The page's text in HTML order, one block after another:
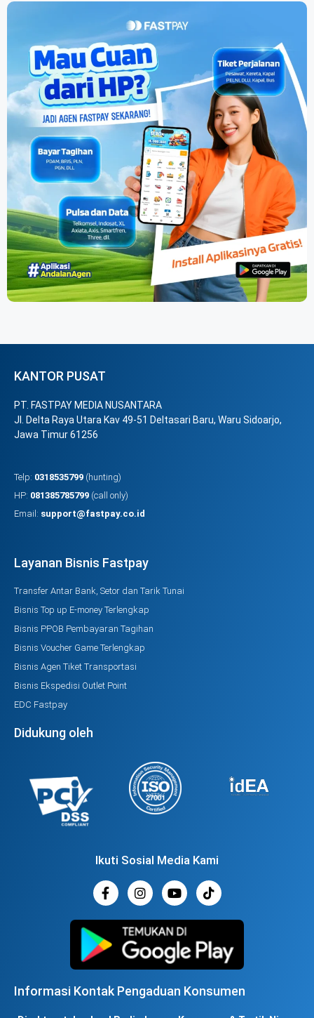
KANTOR PUSAT
PT. FASTPAY MEDIA NUSANTARA
Jl. Delta Raya Utara Kav 49-51 Deltasari Baru, Waru Sidoarjo,
Jawa Timur 61256
Telp: 0318535799 (hunting)
HP: 081385785799 (call only)
Email: support@fastpay.co.id
Layanan Bisnis Fastpay
Transfer Antar Bank, Setor dan Tarik Tunai
Bisnis Top up E-money Terlengkap
Bisnis PPOB Pembayaran Tagihan
Bisnis Voucher Game Terlengkap
Bisnis Agen Tiket Transportasi
Bisnis Ekspedisi Outlet Point
EDC Fastpay
Didukung oleh
Ikuti Sosial Media Kami
Informasi Kontak Pengaduan Konsumen